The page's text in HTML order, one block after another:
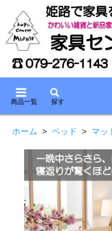
商品一覧 探す
ホーム > ベッド > マッ